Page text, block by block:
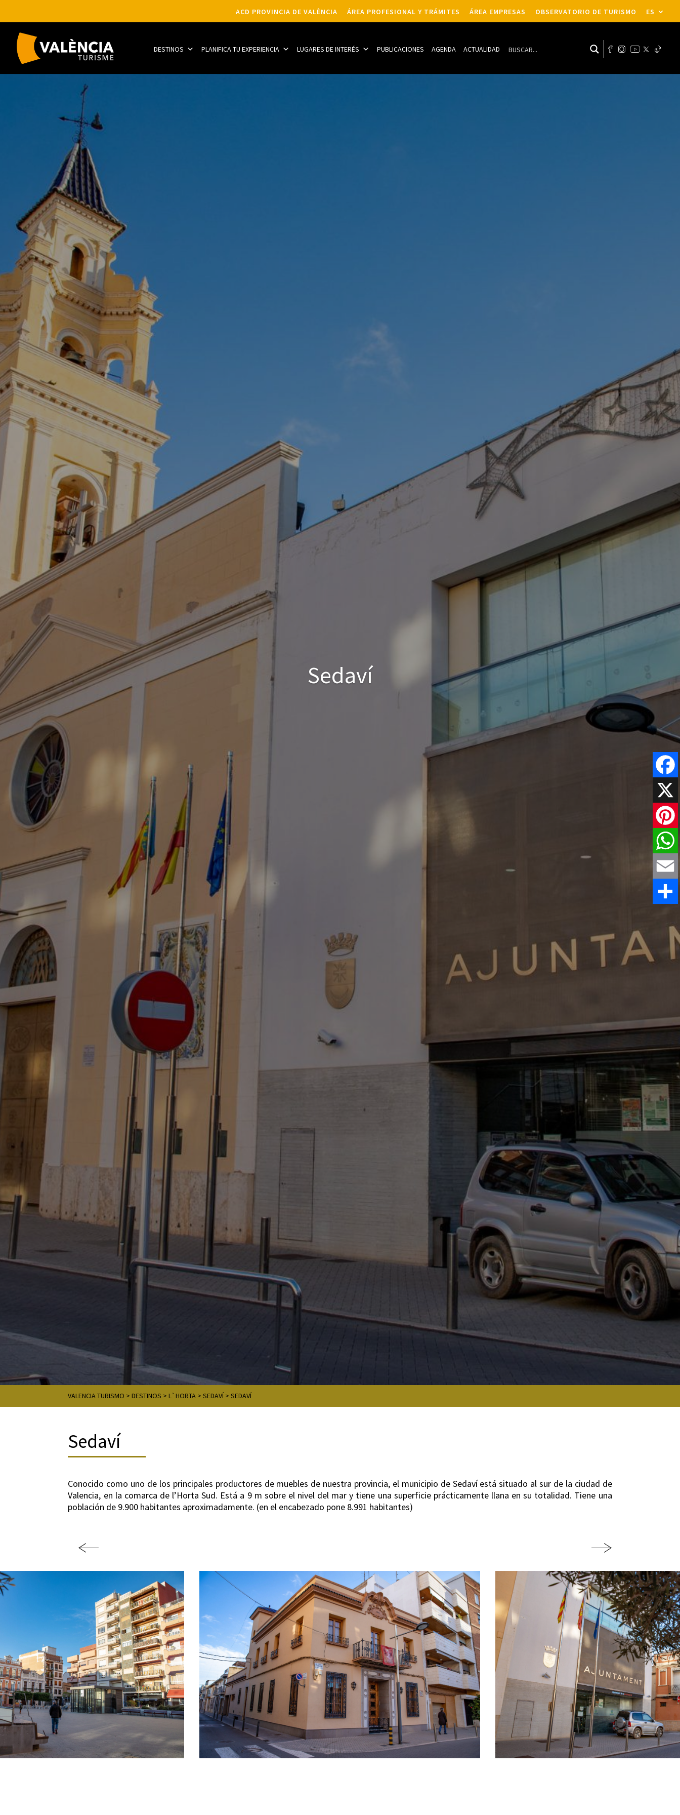
ACD PROVINCIA DE VALÈNCIA ÁREA PROFESIONAL Y TRÁMITES ÁREA EMPRESAS OBSERVATORIO DE TURISMO ES
DESTINOS PLANIFICA TU EXPERIENCIA LUGARES DE INTERÉS PUBLICACIONES AGENDA ACTUALIDAD
Sedaví
VALENCIA TURISMO >DESTINOS >L`HORTA >SEDAVÍ >SEDAVÍ
Sedaví
Conocido como uno de los principales productores de muebles de nuestra provincia, el municipio de Sedaví está situado al sur de la ciudad de
Valencia, en la comarca de l’Horta Sud. Está a 9 m sobre el nivel del mar y tiene una superficie prácticamente llana en su totalidad. Tiene una
población de 9.900 habitantes aproximadamente. (en el encabezado pone 8.991 habitantes)
X
Email